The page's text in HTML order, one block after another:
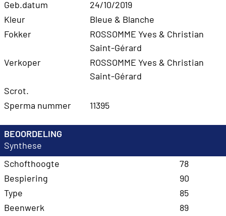
Geb.datum
24/10/2019
Kleur
Bleue & Blanche
Fokker
ROSSOMME Yves & Christian
Saint-Gérard
Verkoper
ROSSOMME Yves & Christian
Saint-Gérard
Scrot.
Sperma nummer
11395
BEOORDELING
Synthese
Schofthoogte
78
Bespiering
90
Type
85
Beenwerk
89